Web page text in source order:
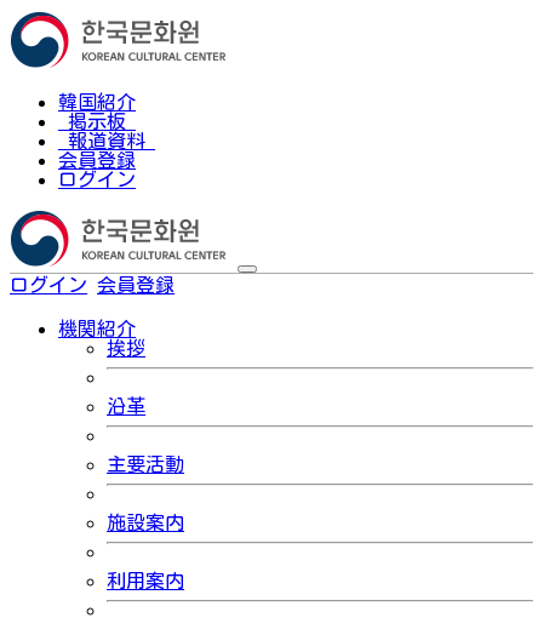
韓国紹介
掲示板
報道資料
会員登録
ログイン
ログイン 会員登録
機関紹介
挨拶
沿革
主要活動
施設案内
利用案内